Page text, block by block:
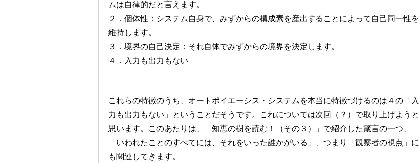
ムは自律的だと言えます。
２．個体性：システム自身で、みずからの構成素を産出することによって自己同一性を
維持します。
３．境界の自己決定：それ自体でみずからの境界を決定します。
４．入力も出力もない
これらの特徴のうち、オートポイエーシス・システムを本当に特徴づけるのは４の「入
力も出力もない」ということだそうです。これについては次回（？）で取り上げようと
思います。このあたりは、「知恵の樹を読む！（その３）」で紹介した箴言の一つ、
「いわれたことのすべてには、それをいった誰かがいる」、つまり「観察者の視点」に
も関連してきます。